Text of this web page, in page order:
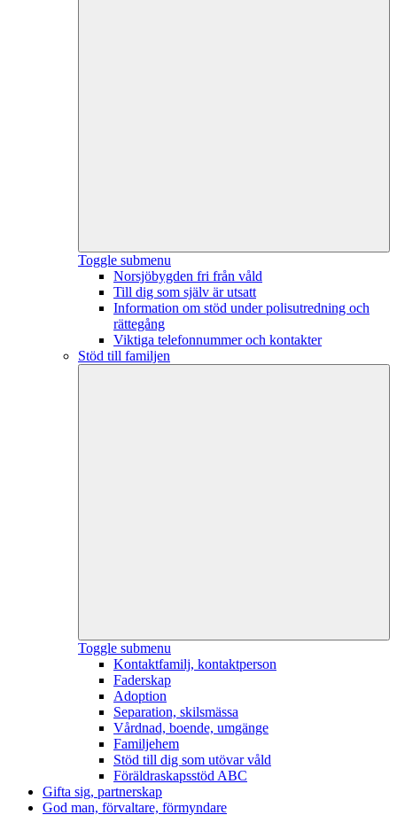
Toggle submenu
Norsjöbygden fri från våld
Till dig som själv är utsatt
Information om stöd under polisutredning och
rättegång
Viktiga telefonnummer och kontakter
Stöd till familjen
Toggle submenu
Kontaktfamilj, kontaktperson
Faderskap
Adoption
Separation, skilsmässa
Vårdnad, boende, umgänge
Familjehem
Stöd till dig som utövar våld
Föräldraskapsstöd ABC
Gifta sig, partnerskap
God man, förvaltare, förmyndare